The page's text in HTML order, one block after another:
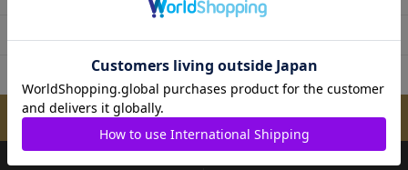
メールマガジンのご案内